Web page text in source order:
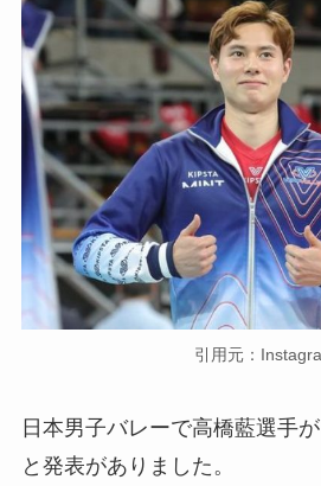
引用元：
日本男子バレーで高橋藍選手
と発表がありました。